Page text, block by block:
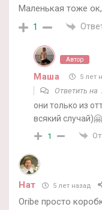
Маленькая тоже
1
Автор
Маша 5 лет
Ответить на
они только из
всякий
1
Нат 5 лет назад
Oribe просто